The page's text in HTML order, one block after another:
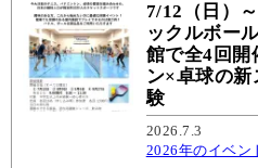
7/12（日）
ックルボー
館で全4回開
ン×卓球の
験
2026.7.3
2026年のイベン